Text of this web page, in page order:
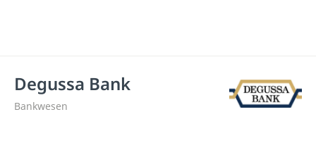
Degussa Bank
Bankwesen